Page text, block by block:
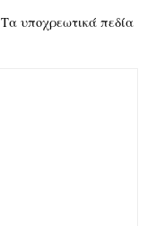
Τα υποχρεωτικά πεδία